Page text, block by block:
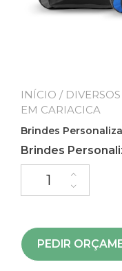
INÍCIO / DIVERSOS
EM CARIACICA
Brindes
Brindes
PEDIR